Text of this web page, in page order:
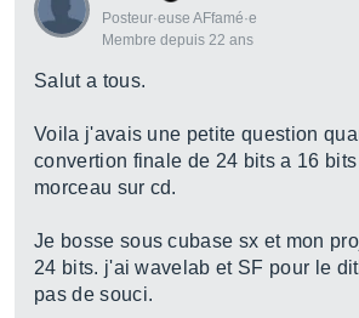
Posteur·euse AFfamé·e
Membre depuis 22 ans
Salut a tous.
Voila j'avais une petite question
convertion finale de 24 bits a 16
morceau sur cd.
Je bosse sous cubase sx et mon
24 bits. j'ai wavelab et SF pour le
pas de souci.